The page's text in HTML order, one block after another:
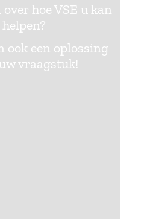
hoe VSE u kan
helpen?
ook een oplossing
vraagstuk!